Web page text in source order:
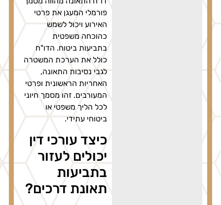
פורמלי המעגן את פרטי
האירוע ויכול לשמש
כהוכחה משפטית
בתביעות ביטוח. הדו"ח
כולל את הערכת המשטרה
לגבי נסיבות התאונה,
האחריות הראשונית ופרטי
המעורבים. זהו מסמך חיוני
לכל הליך משפטי או
ביטוחי עתידי.
כיצד עורכי דין
יכולים לעזור
בתביעות
תאונת דרכים?